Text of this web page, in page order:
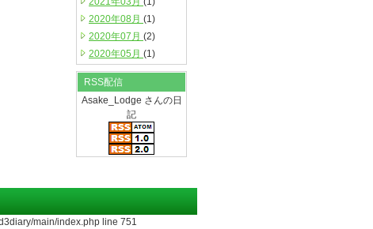
2020年08月 (1)
2020年07月 (2)
2020年05月 (1)
RSS配信
Asake_Lodge さんの日
記
main/index.php line 751